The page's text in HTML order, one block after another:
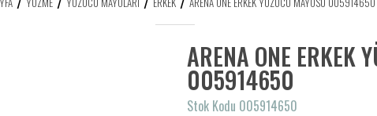
ARENA ONE ERKEK
005914650
Stok Kodu 005914650